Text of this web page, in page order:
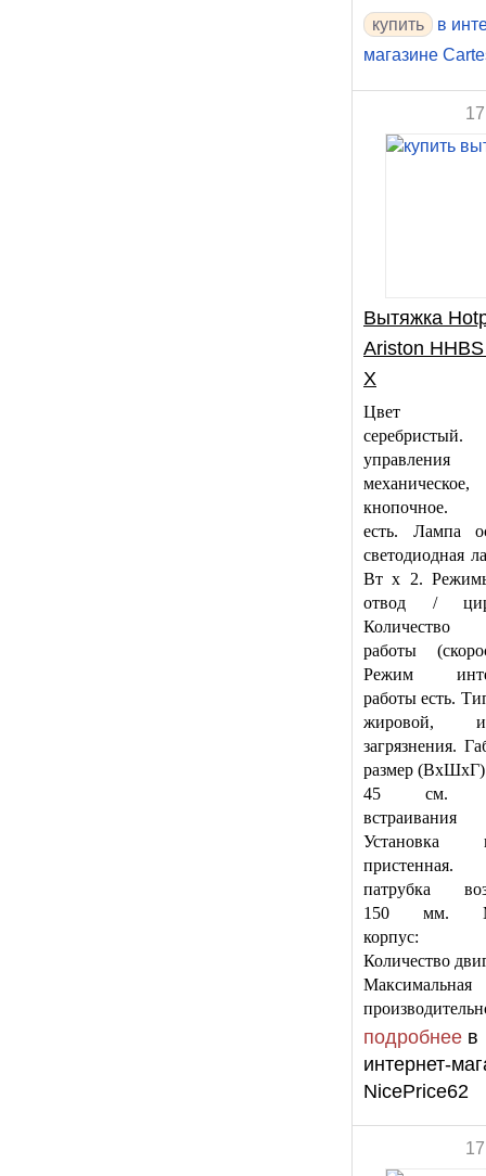
купить
в
магазине
Вытяжка
Ariston
X
Цвет
управления
механическое,
кнопочное.
есть. Лампа
светодиодная
Вт х 2.
отвод /
Количество
работы
Режим
работы есть.
жировой,
загрязнения.
размер
45 см.
Установка
пристенная.
патрубка
150 мм.
корпус:
Количество
Максимальная
подробнее в
интернет-
NicePrice62